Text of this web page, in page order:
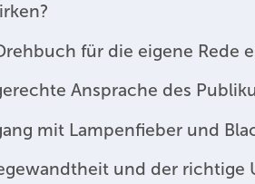
für die eigene Rede
Ansprache des
mit Lampenfieber und
und der richtige